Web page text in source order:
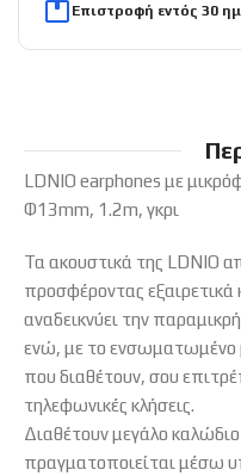
Επιστροφή εντός 30
LDNIO earphones με
Φ13mm, 1.2m, γκρι
Τα ακουστικά της LDNIO
προσφέροντας εξαιρετικά
αναδεικνύει την
ενώ, με το ενσωματωμένο
που διαθέτουν, σου
τηλεφωνικές κλήσεις.
Διαθέτουν μεγάλο
πραγματοποιείται μέσω